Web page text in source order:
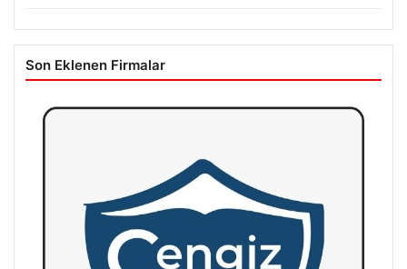
Son Eklenen Firmalar